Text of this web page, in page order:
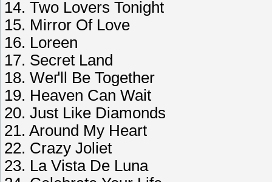
14. Two Lovers Tonight
15. Mirror Of Love
16. Loreen
17. Secret Land
18. Weґll Be Together
19. Heaven Can Wait
20. Just Like Diamonds
21. Around My Heart
22. Crazy Joliet
23. La Vista De Luna